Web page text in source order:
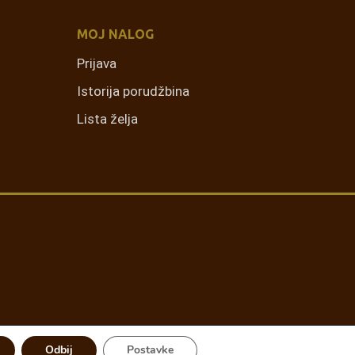
MOJ NALOG
Prijava
Istorija porudžbina
Lista želja
Odbij Postavke